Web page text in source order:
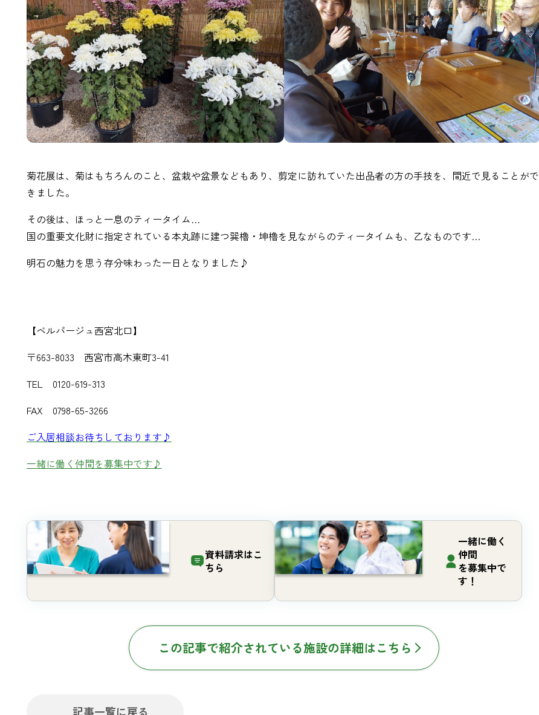
菊花展は、菊はもちろんのこと、盆栽や盆景などもあり、剪定に訪れていた出品者の方の手技を、間近で見ることがで
きました。
その後は、ほっと一息のティータイム…
国の重要文化財に指定されている本丸跡に建つ巽櫓・坤櫓を見ながらのティータイムも、乙なものです…
明石の魅力を思う存分味わった一日となりました♪
【ベルパージュ西宮北口】
〒663-8033 西宮市高木東町3-41
TEL 0120-619-313
FAX 0798-65-3266
ご入居相談お待ちしております♪
一緒に働く仲間を募集中です♪
資料請求はこ
ちら
一緒に働く
仲間
を募集中で
す！
この記事で紹介されている施設の詳細はこちら
記事一覧に戻る